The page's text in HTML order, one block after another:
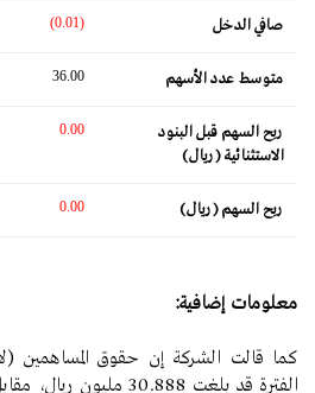
صافي الدخل (0.01)
متوسط ​​عدد الأسهم 36.00
ربح السهم قبل البنود
الاستثنائية (ريال)
0.00
ربح السهم (ريال) 0.00
معلومات إضافية:
كما قالت الشركة إن حقوق المساهمين